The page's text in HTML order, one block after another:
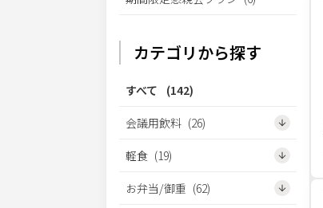
カテゴリから探す
すべて (142)
会議用飲料 (26)
軽食 (19)
お弁当/御重 (62)